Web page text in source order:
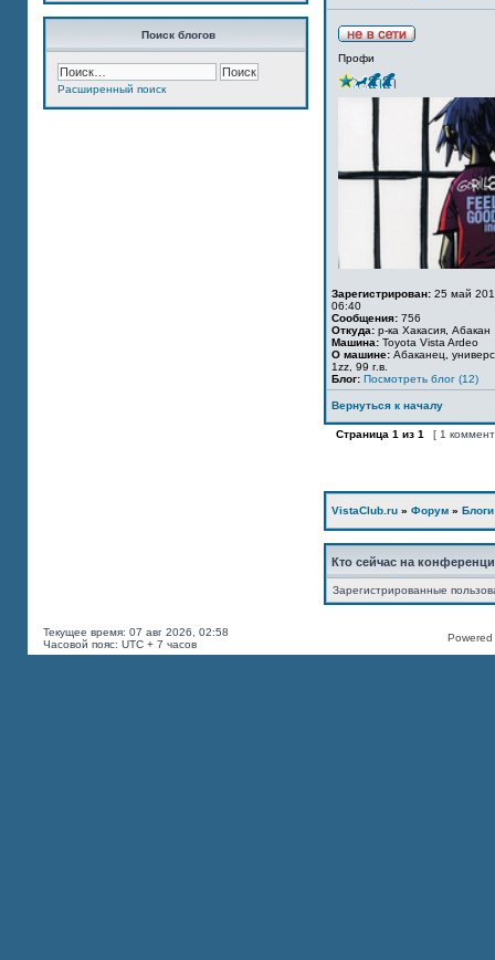
Поиск блогов
Расширенный поиск
Профи
Зарегистрирован: 25 май
06:40
Сообщения: 756
Откуда: р-ка Хакасия, Абакан
Машина: Toyota Vista Ardeo
О машине: Абаканец,
1zz, 99 г.в.
Блог: Посмотреть блог (12)
Вернуться к началу
Страница 1 из 1 [ 1
VistaClub.ru » Форум » Блоги
Кто сейчас на
Зарегистрированные
Текущее время: 07 авг 2026, 02:58
Часовой пояс: UTC + 7 часов